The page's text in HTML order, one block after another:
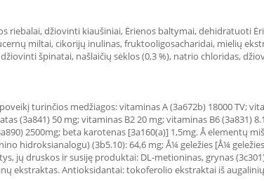
riebalai, džiovinti kiaušiniai, Ėrienos baltymai, dehidratuoti
miltai, cikorijų inulinas, fruktooligosacharidai, mielių
špinatai, našlaičių sėklos (0,3 %), natrio chloridas,
turinčios medžiagos: vitaminas A (3a672b) 18000 TV;
(3a841) 50 mg; vitaminas B2 20 mg; vitaminas B6 (3a831)
2500mg; beta karotenas [3a160(a)] 1,5mg. Å elementų
hidroksianalogu) (3b5.10): 64,6 mg; Å¼ geležies [Å¼
jų druskos ir susiję produktai: DL-metioninas, grynas
ekstraktas. Antioksidantai: tokoferolio ekstraktai iš